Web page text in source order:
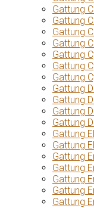
Gattung
Gattung
Gattung
Gattung
Gattung
Gattung
Gattung
Gattung
Gattung
Gattung
Gattung
Gattung
Gattung
Gattung
Gattung
Gattung
Gattung
Gattung